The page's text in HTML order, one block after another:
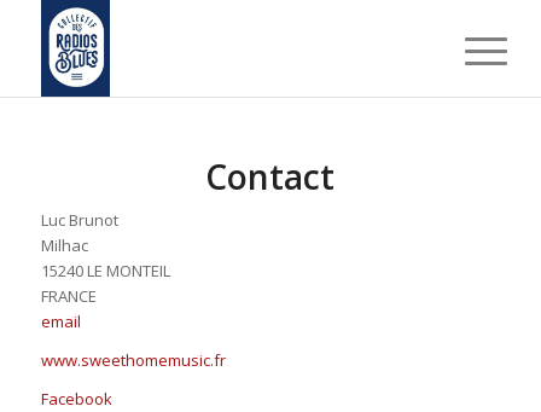
Contact
Luc Brunot
Milhac
15240 LE MONTEIL
FRANCE
email
www.sweethomemusic.fr
Facebook